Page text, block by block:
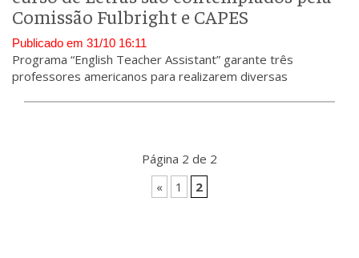
Comissão Fulbright e CAPES
Publicado em 31/10 16:11
Programa “English Teacher Assistant” garante três
professores americanos para realizarem diversas
Página 2 de 2
«
1 2